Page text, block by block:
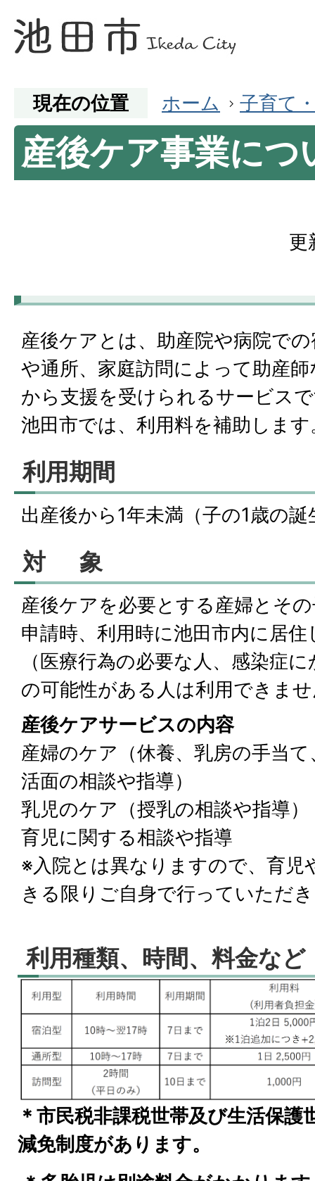
現在の位置 ホーム 子育て
産後ケア事業につ
更
産後ケアとは、助産院や病院で
や通所、家庭訪問によって助産
から支援を受けられるサービス
池田市では、利用料を補助します
利用期間
出産後から1年未満（子の1歳の
対 象
産後ケアを必要とする産婦とそ
申請時、利用時に池田市内に居
（医療行為の必要な人、感染症
の可能性がある人は利用できま
産後ケアサービスの内容
産婦のケア（休養、乳房の手当
活面の相談や指導）
乳児のケア（授乳の相談や指導）
育児に関する相談や指導
※入院とは異なりますので、育児
きる限りご自身で行っていただ
利用種類、時間、料金など
＊市民税非課税世帯及び生活保護
減免制度があります。